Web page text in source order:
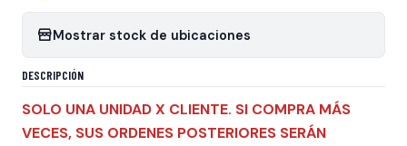
Mostrar stock de ubicaciones
DESCRIPCIÓN
SOLO UNA UNIDAD X CLIENTE. SI COMPRA MÁS
VECES, SUS ORDENES POSTERIORES SERÁN